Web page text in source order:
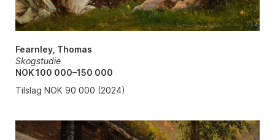
Fearnley, Thomas
Skogstudie
NOK 100 000–150 000
Tilslag NOK 90 000 (2024)